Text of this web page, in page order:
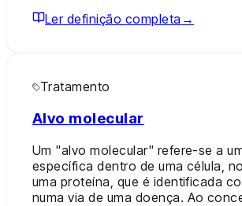
Ler definição completa →
Tratamento
Alvo molecular
Um "alvo molecular" refere-se a
específica dentro de uma célula,
uma proteína, que é identificada
numa via de uma doença. Ao